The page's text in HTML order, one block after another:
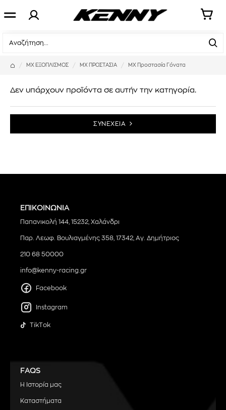
ΜΧ ΕΞΟΠΛΙΣΜΟΣ MX ΠΡΟΣΤΑΣΙΑ MX Προστασία Γόνατα
Δεν υπάρχουν προϊόντα σε αυτήν την κατηγορία.
ΣΥΝΕΧΕΙΑ
ΕΠΙΚΟΙΝΩΝΙΑ
Παπανικολή 144, 15232, Χαλάνδρι
Παρ. Λεωφ. Βουλιαγμένης 358, 17342, Αγ. Δημήτριος
210 68 50000
info@kenny-racing.gr
Facebook
Instagram
TikTok
FAQS
Η Ιστορία μας
Καταστήματα